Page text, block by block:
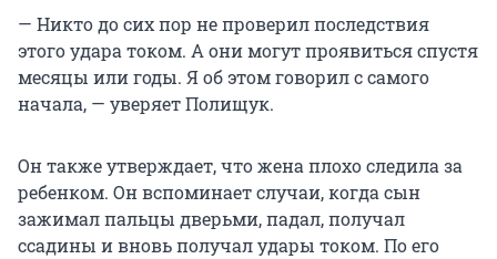
— Никто до сих пор не проверил последствия
этого удара током. А они могут проявиться спустя
месяцы или годы. Я об этом говорил с самого
начала, — уверяет Полищук.
Он также утверждает, что жена плохо следила за
ребенком. Он вспоминает случаи, когда сын
зажимал пальцы дверьми, падал, получал
ссадины и вновь получал удары током. По его